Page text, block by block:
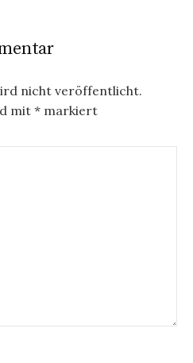
nicht veröffentlicht.
mit * markiert